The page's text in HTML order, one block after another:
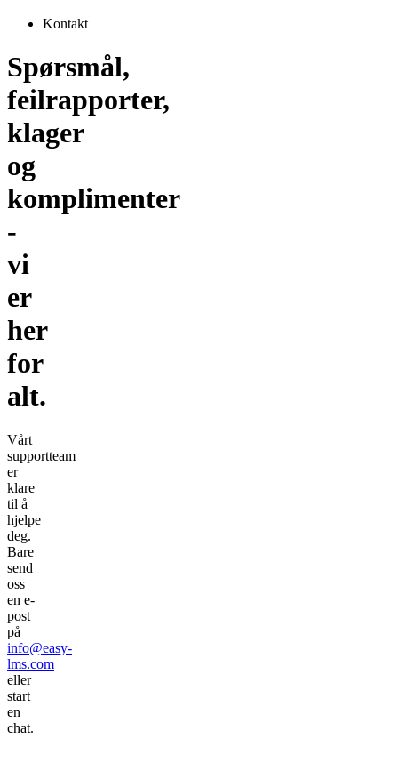
Kontakt
Spørsmål,
feilrapporter,
klager
og
komplimenter
-
vi
er
her
for
alt.
Vårt
supportteam
er
klare
til å
hjelpe
deg.
Bare
send
oss
en e-
post
på
info@easy-
lms.com
eller
start
en
chat.